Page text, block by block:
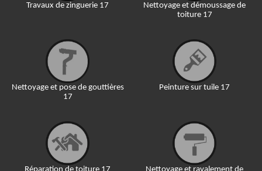
Travaux de zinguerie 17
Nettoyage et pose de gouttières
17
Nettoyage et démoussage de
toiture 17
Peinture sur tuile 17